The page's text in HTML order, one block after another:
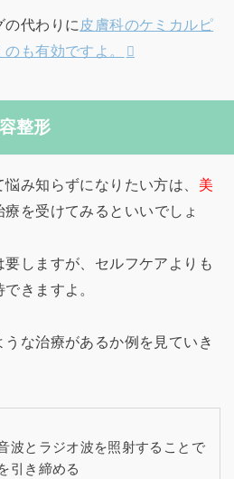
の代わりに 皮膚科のケミカルピ
も有効ですよ。
整形
み知らずになりたい方は、 美
療を受けてみるといいでしょ
しますが、セルフケアよりも
きますよ。
な治療があるか例を見ていき
波とラジオ波を照射することで
引き締める